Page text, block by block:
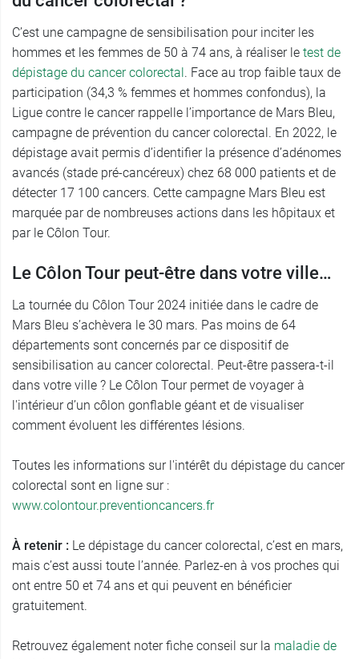
C’est une campagne de sensibilisation pour inciter les
hommes et les femmes de 50 à 74 ans, à réaliser le test de
dépistage du cancer colorectal . Face au trop faible taux de
participation (34,3 % femmes et hommes confondus), la
Ligue contre le cancer rappelle l’importance de Mars Bleu,
campagne de prévention du cancer colorectal. En 2022, le
dépistage avait permis d’identifier la présence d’adénomes
avancés (stade pré-cancéreux) chez 68 000 patients et de
détecter 17 100 cancers. Cette campagne Mars Bleu est
marquée par de nombreuses actions dans les hôpitaux et
par le Côlon Tour.
Le Côlon Tour peut-être dans votre ville…
La tournée du Côlon Tour 2024 initiée dans le cadre de
Mars Bleu s’achèvera le 30 mars. Pas moins de 64
départements sont concernés par ce dispositif de
sensibilisation au cancer colorectal. Peut-être passera-t-il
dans votre ville ? Le Côlon Tour permet de voyager à
l'intérieur d’un côlon gonflable géant et de visualiser
comment évoluent les différentes lésions.
Toutes les informations sur l'intérêt du dépistage du cancer
colorectal sont en ligne sur :
www.colontour.preventioncancers.fr
À retenir : Le dépistage du cancer colorectal, c’est en mars,
mais c’est aussi toute l’année. Parlez-en à vos proches qui
ont entre 50 et 74 ans et qui peuvent en bénéficier
gratuitement.
Retrouvez également noter fiche conseil sur la maladie de